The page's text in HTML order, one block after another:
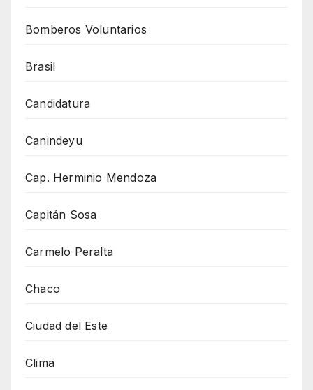
Bomberos Voluntarios
Brasil
Candidatura
Canindeyu
Cap. Herminio Mendoza
Capitán Sosa
Carmelo Peralta
Chaco
Ciudad del Este
Clima